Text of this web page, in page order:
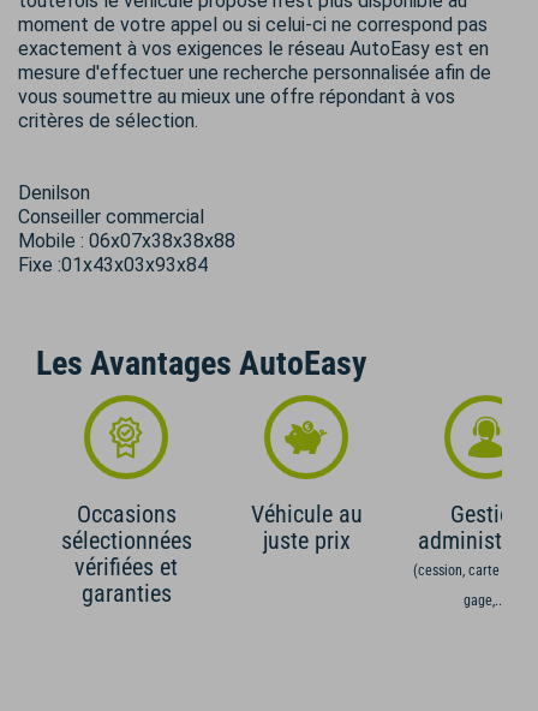
moment de votre appel ou si celui-ci ne correspond pas
exactement à vos exigences le réseau AutoEasy est en
mesure d'effectuer une recherche personnalisée afin de
vous soumettre au mieux une offre répondant à vos
critères de sélection.
Denilson
Conseiller commercial
Mobile : 06x07x38x38x88
Fixe :01x43x03x93x84
Les Avantages AutoEasy
Occasions
sélectionnées
vérifiées et
garanties
Véhicule au
juste prix
Gestion
(cession, carte grise,
gage,...)